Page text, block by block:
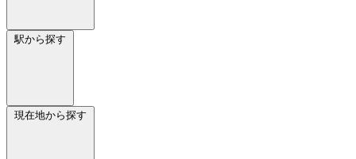
駅から探す
現在地から探す